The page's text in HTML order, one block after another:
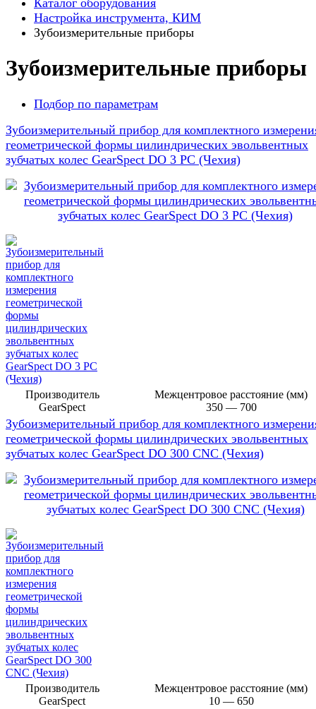
Каталог оборудования
Настройка инструмента, КИМ
Зубоизмерительные приборы
Зубоизмерительные приборы
Подбор по параметрам
Зубоизмерительный прибор для комплектного
геометрической формы цилиндрических эвольвентных
зубчатых колес GearSpect DO 3 PC (Чехия)
Производитель
GearSpect
Межцентровое расстояние (мм)
350 — 700
Зубоизмерительный прибор для комплектного
геометрической формы цилиндрических эвольвентных
зубчатых колес GearSpect DO 300 CNC (Чехия)
Производитель
GearSpect
Межцентровое расстояние (мм)
10 — 650